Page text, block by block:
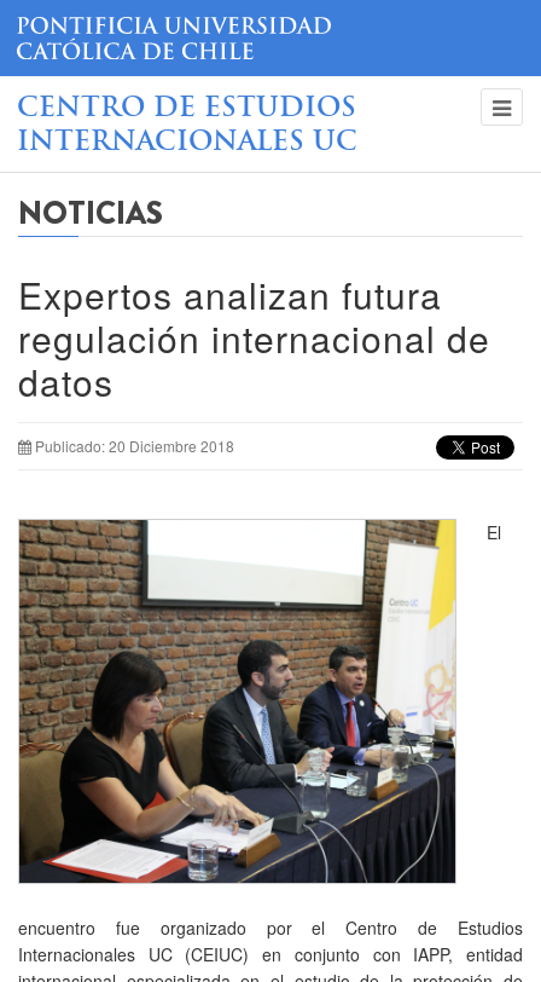
CENTRO DE ESTUDIOS
INTERNACIONALES UC
NOTICIAS
Expertos analizan futura
regulación internacional de
datos
Publicado: 20 Diciembre 2018
El
encuentro fue organizado por el Centro de Estudios
Internacionales UC (CEIUC) en conjunto con IAPP, entidad